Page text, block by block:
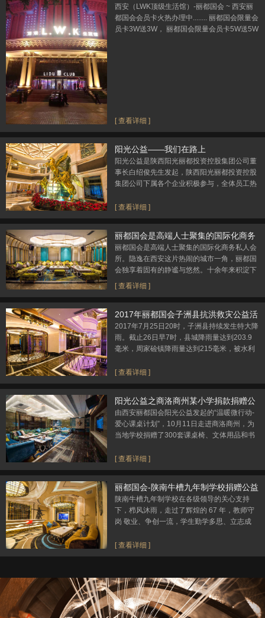
西安（LWK顶级生活馆）-丽都国会 ~ 西安丽
都国会会员卡火热办理中........ 丽都国会限量会
员卡3W送3W， 丽都国会限量会员卡5W送5W
[ 查看详细 ]
阳光公益——我们在路上
阳光公益是陕西阳光丽都投资控股集团公司董
事长白绍俊先生发起，陕西阳光丽都投资控股
集团公司下属各个企业积极参与，全体员工热
头示范
[ 查看详细 ]
丽都国会是高端人士聚集的国际化商务
私人会所
丽都国会是高端人士聚集的国际化商务私人会
所。隐逸在西安这片热闹的城市一角，丽都国
会独享着固有的静谧与悠然。十余年来积淀下
的良好环境与配套设施，为会员们提供了最佳
的宴请、娱乐休闲和社交选择。
[ 查看详细 ]
2017年丽都国会子洲县抗洪救灾公益活
动
2017年7月25日20时，子洲县持续发生特大降
雨。截止26日早7时，县城降雨量达到203.9
毫米，周家硷镇降雨量达到215毫米，被水利
间，县城大理河段流量达到3400立方米/秒
（警戒流量1784立方米/秒）。
[ 查看详细 ]
阳光公益之商洛商州某小学捐款捐赠公
益活动
由西安丽都国会阳光公益发起的“温暖微行动-
爱心课桌计划”，10月11日走进商洛商州，为
当地学校捐赠了300套课桌椅、文体用品和书
[ 查看详细 ]
丽都国会-陕南牛槽九年制学校捐赠公益
活动
陕南牛槽九年制学校在各级领导的关心支持
下，栉风沐雨，走过了辉煌的 67 年，教师守
岗 敬业、争创一流，学生勤学多思、立志成
多次被评为县教育教学工作先进单位，2003
年、2005 年两次被评为“进集体”，2008年11
体育器材无疑是锦上添花。
[ 查看详细 ]